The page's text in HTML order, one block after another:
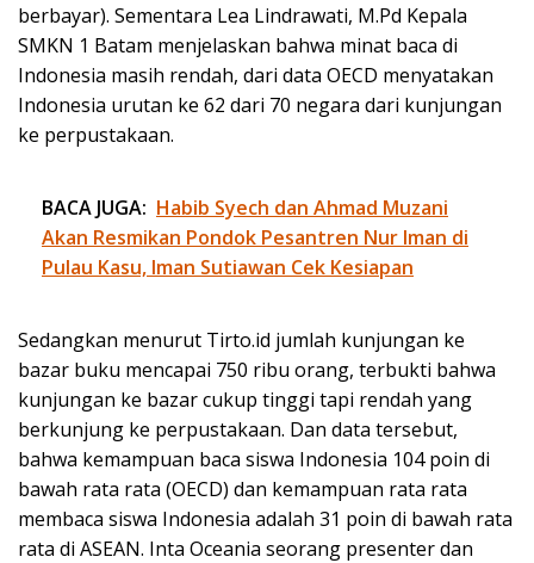
berbayar). Sementara Lea Lindrawati, M.Pd Kepala
SMKN 1 Batam menjelaskan bahwa minat baca di
Indonesia masih rendah, dari data OECD menyatakan
Indonesia urutan ke 62 dari 70 negara dari kunjungan
ke perpustakaan.
BACA JUGA: Habib Syech dan Ahmad Muzani
Akan Resmikan Pondok Pesantren Nur Iman di
Pulau Kasu, Iman Sutiawan Cek Kesiapan
Sedangkan menurut Tirto.id jumlah kunjungan ke
bazar buku mencapai 750 ribu orang, terbukti bahwa
kunjungan ke bazar cukup tinggi tapi rendah yang
berkunjung ke perpustakaan. Dan data tersebut,
bahwa kemampuan baca siswa Indonesia 104 poin di
bawah rata rata (OECD) dan kemampuan rata rata
membaca siswa Indonesia adalah 31 poin di bawah rata
rata di ASEAN. Inta Oceania seorang presenter dan